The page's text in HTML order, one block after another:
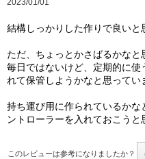
結構しっかりした作りで良いと
ただ、ちょっとかさばるかなと
毎日ではないけど、定期的に使
れて保管しようかなと思ってい
持ち運び用に作られているか
ントローラーを入れておこうと
このレビューは参考になりましたか？